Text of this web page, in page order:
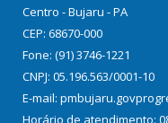
Centro - Bujaru - PA
CEP: 68670-000
Fone: (91) 3746-1221
CNPJ: 05.196.563/0001-10
E-mail:
Horário de atendimento: